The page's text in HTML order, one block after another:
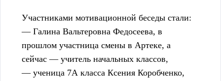
Участниками мотивационной беседы стали:
— Галина Вальтеровна Федосеева, в
прошлом участница смены в Артеке, а
сейчас — учитель начальных классов,
— ученица 7А класса Ксения Коробченко,